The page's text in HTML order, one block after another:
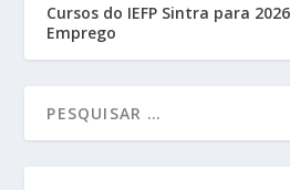
Cursos do IEFP Sintra para
Emprego